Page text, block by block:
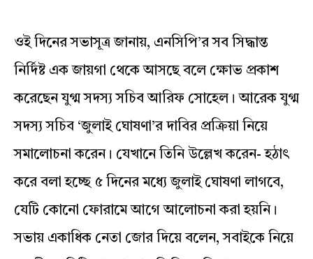
ওই দিনের সভাসূত্র জানায়, এনসিপি’র সব সিদ্ধান্ত
নির্দিষ্ট এক জায়গা থেকে আসছে বলে ক্ষোভ প্রকাশ
করেছেন যুগ্ম সদস্য সচিব আরিফ সোহেল। আরেক যুগ্ম
সদস্য সচিব ‘জুলাই ঘোষণা’র দাবির প্রক্রিয়া নিয়ে
সমালোচনা করেন। যেখানে তিনি উল্লেখ করেন- হঠাৎ
করে বলা হচ্ছে ৫ দিনের মধ্যে জুলাই ঘোষণা লাগবে,
যেটি কোনো ফোরামে আগে আলোচনা করা হয়নি।
সভায় একাধিক নেতা জোর দিয়ে বলেন, সবাইকে নিয়ে